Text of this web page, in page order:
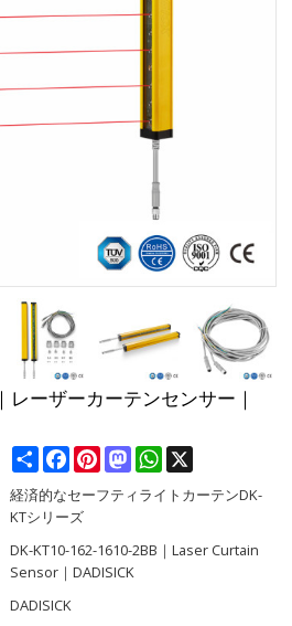
ーザーカーテンセンサー｜
ShareFacebookPinterestMastodonWhatsApp
経済的なセーフティライトカーテンDK-
KTシリーズ
DK-KT10-162-1610-2BB｜Laser Curtain
Sensor｜DADISICK
DADISICK